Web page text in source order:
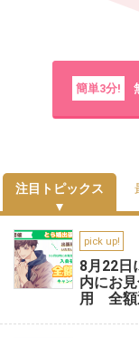
簡単3分!
注目トピックス
pick up!
8月22日
内にお
用 全額